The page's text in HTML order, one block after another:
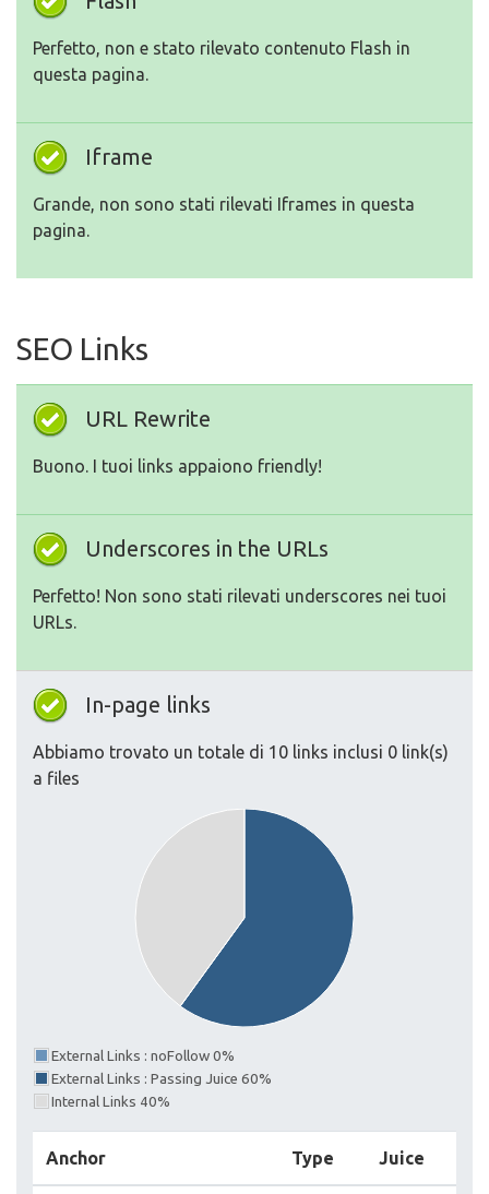
Perfetto, non e stato rilevato contenuto Flash in
questa pagina.
Iframe
Grande, non sono stati rilevati Iframes in questa
pagina.
SEO Links
URL Rewrite
Buono. I tuoi links appaiono friendly!
Underscores in the URLs
Perfetto! Non sono stati rilevati underscores nei tuoi
URLs.
In-page links
Abbiamo trovato un totale di 10 links inclusi 0 link(s)
a files
External Links : noFollow 0%
External Links : Passing Juice 60%
Internal Links 40%
Anchor Type Juice